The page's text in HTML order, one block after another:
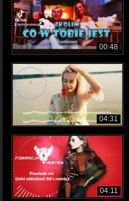
00:48
04:31
04:11